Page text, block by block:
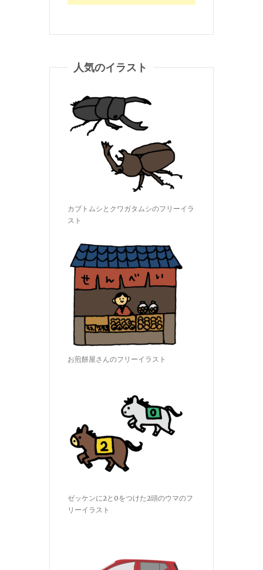
人気のイラスト
カブトムシとクワガタムシのフリーイラ
スト
お煎餅屋さんのフリーイラスト
ゼッケンに2と0をつけた2頭のウマのフ
リーイラスト